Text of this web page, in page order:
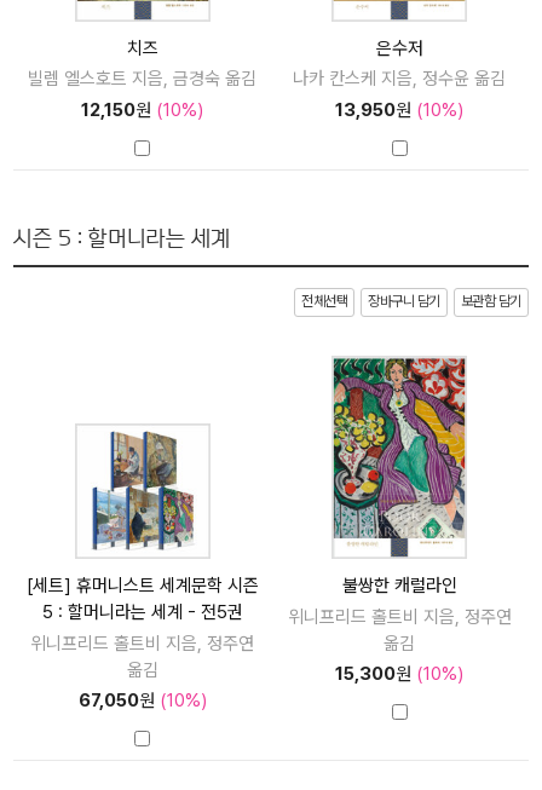
치즈
빌렘 엘스호트 지음, 금경숙 옮김
12,150원 (10%)
은수저
나카 칸스케 지음, 정수윤 옮김
13,950원 (10%)
시즌 5 : 할머니라는 세계
전체선택 장바구니 담기 보관함 담기
[세트] 휴머니스트 세계문학 시즌
5 : 할머니라는 세계 - 전5권
위니프리드 홀트비 지음, 정주연
옮김
67,050원 (10%)
불쌍한 캐럴라인
위니프리드 홀트비 지음, 정주연
옮김
15,300원 (10%)